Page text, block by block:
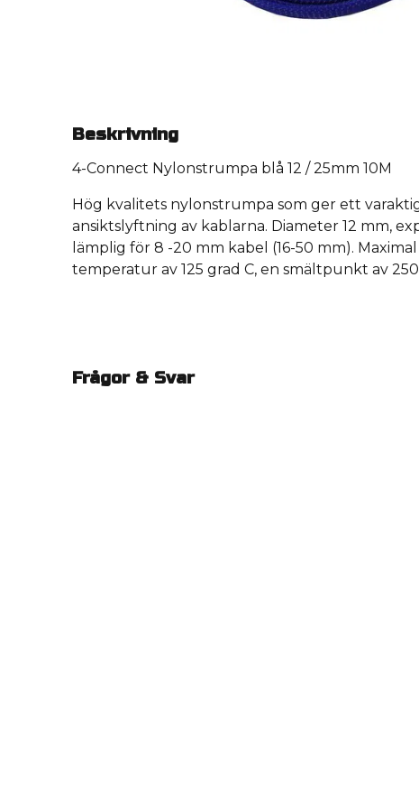
Beskrivning
4-Connect Nylonstrumpa blå 12 / 25mm 10M
Hög kvalitets nylonstrumpa som ger ett
ansiktslyftning av kablarna. Diameter 12 mm,
lämplig för 8 -20 mm kabel (16-50 mm).
temperatur av 125 grad C, en smältpunkt av
Frågor & Svar